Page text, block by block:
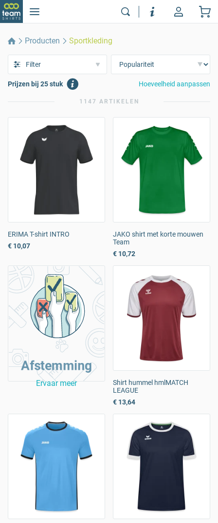
Producten Sportkleding
Filter
Prijzen bij 25 stuk Hoeveelheid aanpassen
1147 ARTIKELEN
ERIMA T-shirt INTRO
€ 10,07
JAKO shirt met korte mouwen
Team
€ 10,72
Afstemming
Ervaar meer
Shirt hummel hmlMATCH
LEAGUE
€ 13,64